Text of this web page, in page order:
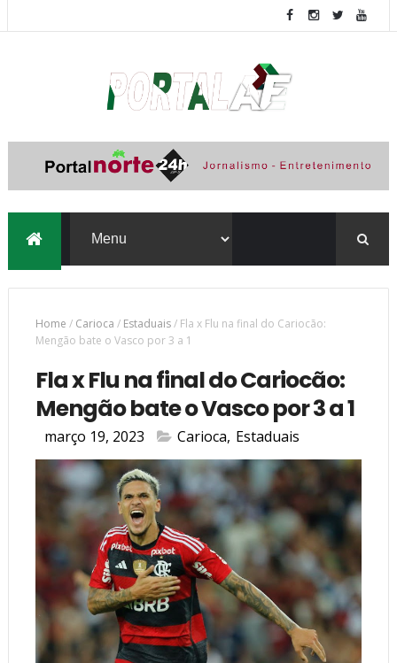
Home / Carioca / Estaduais/ Fla x Flu na final do Cariocão:
Mengão bate o Vasco por 3 a 1
Fla x Flu na final do Cariocão:
Mengão bate o Vasco por 3 a 1
março 19, 2023 Carioca, Estaduais